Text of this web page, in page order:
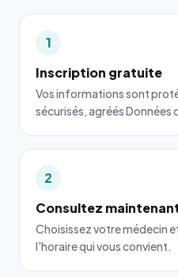
1
Inscription gratuite
Vos informations sont
sécurisés, agréés Données
2
Consultez
Choisissez votre médecin
l'horaire qui vous convient.